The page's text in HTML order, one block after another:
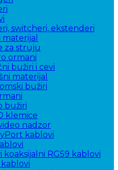
switcheri, ekstenderi
za struju
ormani
bužiri i cevi
materijal
bužiri
bužiri
klemice
nadzor
kablovi
koaksijalni RG59 kablovi